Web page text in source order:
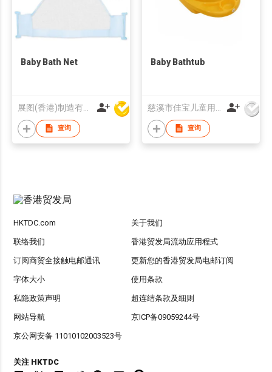
Baby Bath Net
查询
Baby Bathtub
查询
HKTDC.com 关于我们
联络我们 香港贸发局流动应用程式
订阅商贸全接触电邮通讯 更新您的香港贸发局电邮订阅
字体大小 使用条款
私隐政策声明 超连结条款及细则
网站导航 京ICP备09059244号
京公网安备 11010102003523号
关注 HKTDC